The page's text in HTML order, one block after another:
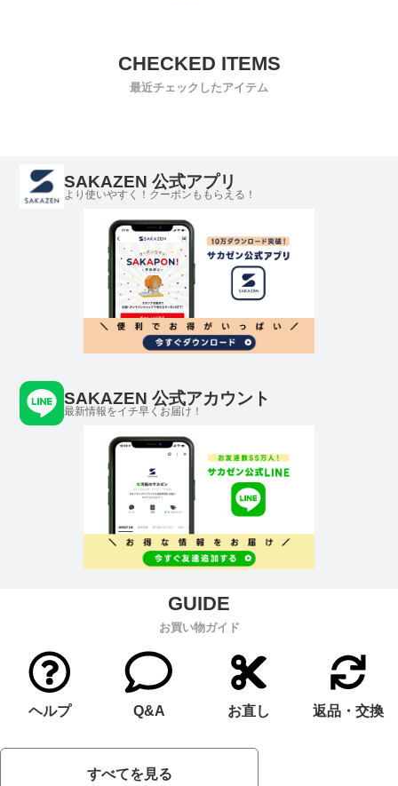
最近チェックしたアイテム
SAKAZEN 公式アプリ
より使いやすく！クーポンももらえる！
SAKAZEN 公式アカウント
最新情報をイチ早くお届け！
お買い物ガイド
ヘルプ Q&A お直し 返品・交換
すべてを見る